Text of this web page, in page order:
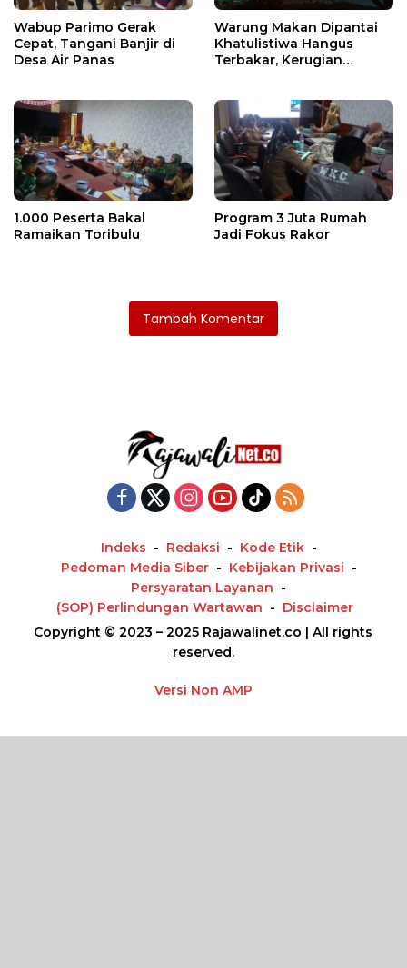
Wabup Parimo Gerak
Cepat, Tangani Banjir di
Desa Air Panas
Warung Makan Dipantai
Khatulistiwa Hangus
Terbakar, Kerugian
1.000 Peserta Bakal
Ramaikan Toribulu
Program 3 Juta Rumah
Jadi Fokus Rakor
Tambah Komentar
Indeks Redaksi
Kode Etik
Pedoman Media Siber
Kebijakan Privasi
Persyaratan Layanan
(SOP) Perlindungan Wartawan
Disclaimer
Copyright © 2023 – 2025 Rajawalinet.co | All rights
reserved.
Versi Non AMP